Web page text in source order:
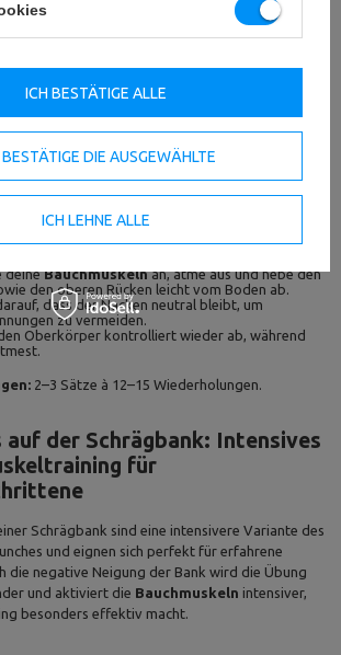
Methoden zur Kräftigung und Formung
sindCruncheseine hervorragende Wahl.
im Fitnessbereich bist oder schon länger
dir, deine Körpermitte zu stärken und
verbessern.
flach auf den Rücken, die Beine sind
und die Füße stehen flach auf dem Boden.
Fingerspitzen leicht an die Seiten deines Kopfes,
deineBauchmuskelnan, atme aus und hebe den
den oberen Rücken leicht vom Boden ab.
dass der Nacken neutral bleibt, um
zu vermeiden.
Oberkörper kontrolliert wieder ab, während
2–3 Sätze à 12–15 Wiederholungen.
auf der Schrägbank: Intensives
für
Schrägbank sind eine intensivere Variante des
und eignen sich perfekt für erfahrene
die negative Neigung der Bank wird die Übung
und aktiviert die Bauchmuskeln intensiver,
besonders effektiv macht.
BESTÄTIGE DIE AUSGEWÄHLTE
ICH LEHNE ALLE
ICH BESTÄTIGE ALLE